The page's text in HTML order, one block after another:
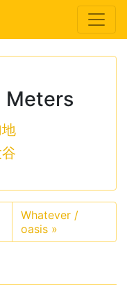
Meters
Whatever /
oasis »